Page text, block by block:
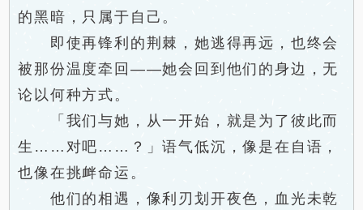
的黑暗，只属于自己。
即使再锋利的荆棘，她逃得再远，也终会
被那份温度牵回——她会回到他们的身边，无
论以何种方式。
「我们与她，从一开始，就是为了彼此而
生……对吧……？」语气低沉，像是在自语，
也像在挑衅命运。
他们的相遇，像利刃划开夜色，血光未乾